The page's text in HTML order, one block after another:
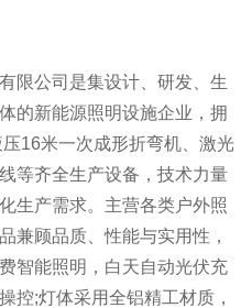
限公司是集设计、研发、生
的新能源照明设施企业，拥
16米一次成形折弯机、激光
等齐全生产设备，技术力量
生产需求。主营各类户外照
兼顾品质、性能与实用性，
智能照明，白天自动光伏充
控;灯体采用全铝精工材质，